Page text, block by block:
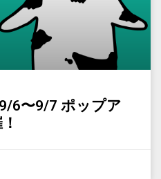
6〜9/7 ポップア